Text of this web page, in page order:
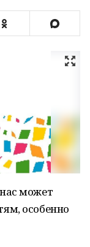
может
особенно